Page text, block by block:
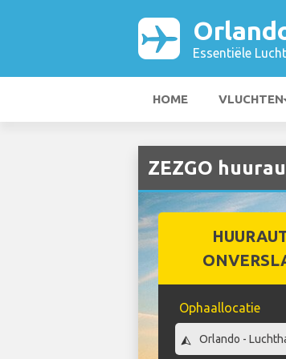
Essentiële
HOME VLUCHTEN
ZEZGO
Ophaallocatie